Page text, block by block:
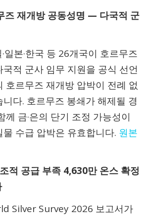
재개방 공동성명 — 다국적 군
·일본·한국 등 26개국이 호르무즈
적 군사 임무 지원을 공식 선언
호르무즈 재개방 압박이 전례 없
다. 호르무즈 봉쇄가 해제될 경
께 금·은의 단기 조정 가능성이
수급 압박은 유효합니다. 원본
적 공급 부족 4,630만 온스 확정
Silver Survey 2026 보고서가